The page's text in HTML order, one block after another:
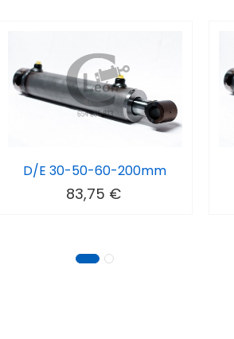
D/E 30-50-60-200mm
83,75 €